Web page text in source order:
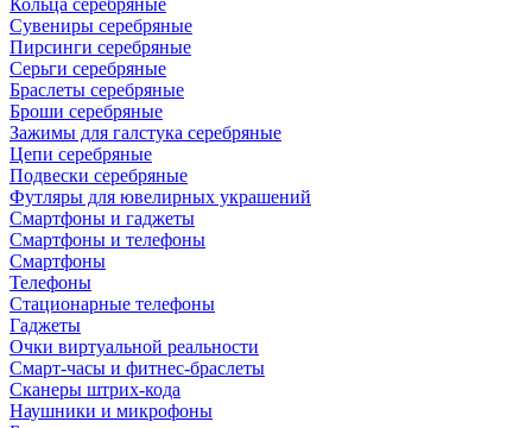
Кольца серебряные
Сувениры серебряные
Пирсинги серебряные
Серьги серебряные
Браслеты серебряные
Броши серебряные
Зажимы для галстука серебряные
Цепи серебряные
Подвески серебряные
Футляры для ювелирных украшений
Смартфоны и гаджеты
Смартфоны и телефоны
Смартфоны
Телефоны
Стационарные телефоны
Гаджеты
Очки виртуальной реальности
Смарт-часы и фитнес-браслеты
Сканеры штрих-кода
Наушники и микрофоны